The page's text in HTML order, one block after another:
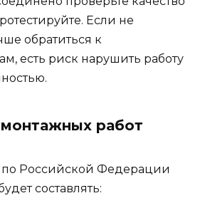
Если не
обратиться к
есть риск нарушить работу
работ
Российской Федерации
составлять: